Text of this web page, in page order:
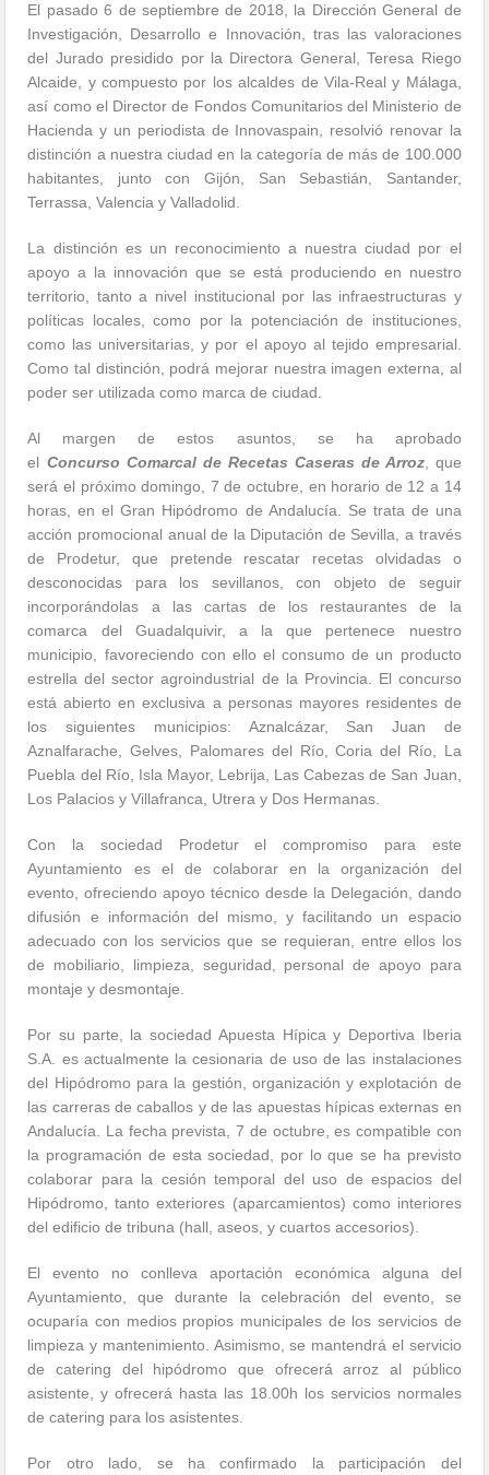
El pasado 6 de septiembre de 2018, la Dirección General de
Investigación, Desarrollo e Innovación, tras las valoraciones
del Jurado presidido por la Directora General, Teresa Riego
Alcaide, y compuesto por los alcaldes de Vila-Real y Málaga,
así como el Director de Fondos Comunitarios del Ministerio de
Hacienda y un periodista de Innovaspain, resolvió renovar la
distinción a nuestra ciudad en la categoría de más de 100.000
habitantes, junto con Gijón, San Sebastián, Santander,
Terrassa, Valencia y Valladolid.
La distinción es un reconocimiento a nuestra ciudad por el
apoyo a la innovación que se está produciendo en nuestro
territorio, tanto a nivel institucional por las infraestructuras y
políticas locales, como por la potenciación de instituciones,
como las universitarias, y por el apoyo al tejido empresarial.
Como tal distinción, podrá mejorar nuestra imagen externa, al
poder ser utilizada como marca de ciudad.
Al margen de estos asuntos, se ha aprobado
el Concurso Comarcal de Recetas Caseras de Arroz, que
será el próximo domingo, 7 de octubre, en horario de 12 a 14
horas, en el Gran Hipódromo de Andalucía. Se trata de una
acción promocional anual de la Diputación de Sevilla, a través
de Prodetur, que pretende rescatar recetas olvidadas o
desconocidas para los sevillanos, con objeto de seguir
incorporándolas a las cartas de los restaurantes de la
comarca del Guadalquivir, a la que pertenece nuestro
municipio, favoreciendo con ello el consumo de un producto
estrella del sector agroindustrial de la Provincia. El concurso
está abierto en exclusiva a personas mayores residentes de
los siguientes municipios: Aznalcázar, San Juan de
Aznalfarache, Gelves, Palomares del Río, Coria del Río, La
Puebla del Río, Isla Mayor, Lebrija, Las Cabezas de San Juan,
Los Palacios y Villafranca, Utrera y Dos Hermanas.
Con la sociedad Prodetur el compromiso para este
Ayuntamiento es el de colaborar en la organización del
evento, ofreciendo apoyo técnico desde la Delegación, dando
difusión e información del mismo, y facilitando un espacio
adecuado con los servicios que se requieran, entre ellos los
de mobiliario, limpieza, seguridad, personal de apoyo para
montaje y desmontaje.
Por su parte, la sociedad Apuesta Hípica y Deportiva Iberia
S.A. es actualmente la cesionaria de uso de las instalaciones
del Hipódromo para la gestión, organización y explotación de
las carreras de caballos y de las apuestas hípicas externas en
Andalucía. La fecha prevista, 7 de octubre, es compatible con
la programación de esta sociedad, por lo que se ha previsto
colaborar para la cesión temporal del uso de espacios del
Hipódromo, tanto exteriores (aparcamientos) como interiores
del edificio de tribuna (hall, aseos, y cuartos accesorios).
El evento no conlleva aportación económica alguna del
Ayuntamiento, que durante la celebración del evento, se
ocuparía con medios propios municipales de los servicios de
limpieza y mantenimiento. Asimismo, se mantendrá el servicio
de catering del hipódromo que ofrecerá arroz al público
asistente, y ofrecerá hasta las 18.00h los servicios normales
de catering para los asistentes.
Por otro lado, se ha confirmado la participación del